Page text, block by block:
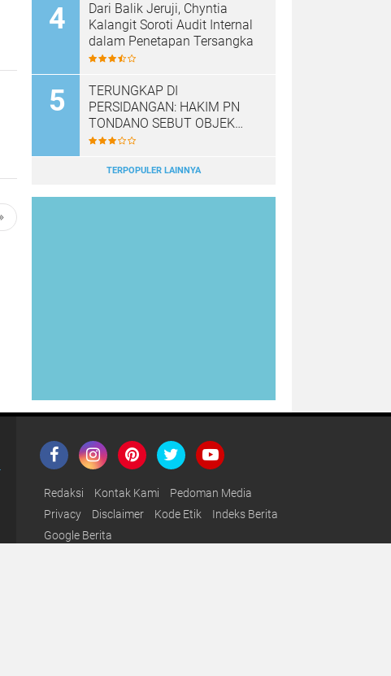
Dari Balik Jeruji, Chyntia
Kalangit Soroti Audit Internal
dalam Penetapan Tersangka
TERUNGKAP DI
PERSIDANGAN: HAKIM PN
TONDANO SEBUT OBJEK
PUTUSAN 128 BUKAN SHM
MINAHASA BERLANJUT KE
TERPOPULER LAINNYA
Redaksi Kontak Kami
Pedoman Media
Privacy
Disclaimer Kode Etik
Indeks Berita
Google Berita